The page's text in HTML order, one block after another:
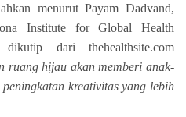
menurut Payam Dadvand,
Institute for Global Health
dikutip dari thehealthsite.com
ruang hijau akan memberi anak-
kreativitas yang lebih